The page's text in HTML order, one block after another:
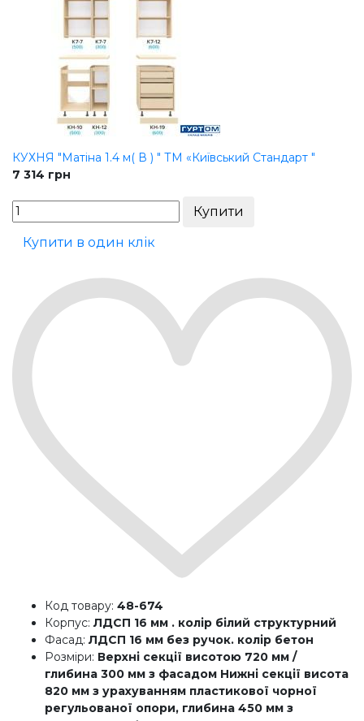
КУХНЯ "Матіна 1.4 м( В ) " ТМ «Київський Стандарт "
7 314 грн
Купити в один клік
Код товару: 48-674
Корпус: ЛДСП 16 мм . колір білий структурний
Фасад: ЛДСП 16 мм без ручок. колір бетон
Розміри: Верхні секції висотою 720 мм /
глибина 300 мм з фасадом Нижні секції висота
820 мм з урахуванням пластикової чорної
регульованої опори, глибина 450 мм з